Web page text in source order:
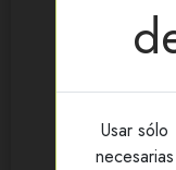
Usar sólo
necesarias